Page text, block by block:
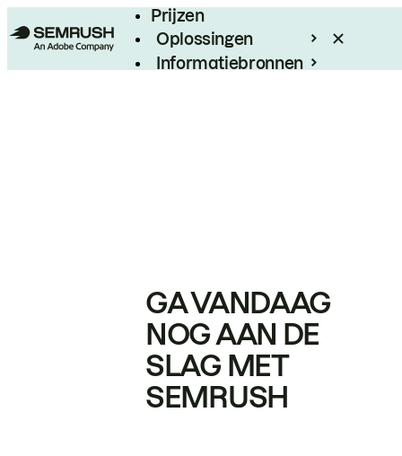
Prijzen
Oplossingen
Informatiebronnen
GA VANDAAG
NOG AAN DE
SLAG MET
SEMRUSH